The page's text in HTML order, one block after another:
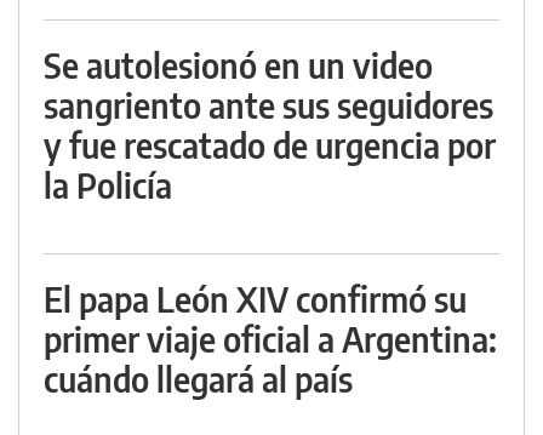
Se autolesionó en un video
sangriento ante sus seguidores
y fue rescatado de urgencia por
la Policía
El papa León XIV confirmó su
primer viaje oficial a Argentina:
cuándo llegará al país